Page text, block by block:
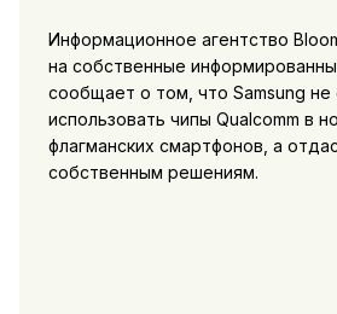
Информационное агентство
на собственные
сообщает о том, что Samsung не
использовать чипы Qualcomm в
флагманских смартфонов, а
собственным решениям.